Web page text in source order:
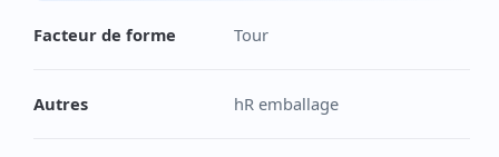
Facteur de forme Tour
Autres hR emballage